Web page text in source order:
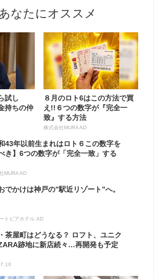
なたにオススメ
試し
持ちの仲
８月のロト6はこの方法で買
え!!６つの数字が『完全一
致』する方法
株式会社MURA AD
和43年以前生まれはロト６この数字を
き】6つの数字が「完全一致」する
MURA AD
でかけは神戸の”駅近リゾート”へ。
トピアホテル AD
茶屋町はどうなる？ ロフト、ユニク
跡地に新店続々…再開発も予定